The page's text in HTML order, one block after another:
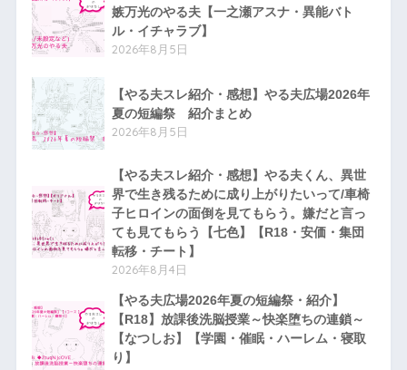
嫉万光のやる夫【一之瀬アスナ・異能バト
ル・イチャラブ】
2026年8月5日
【やる夫スレ紹介・感想】やる夫広場2026年
夏の短編祭 紹介まとめ
2026年8月5日
【やる夫スレ紹介・感想】やる夫くん、異世
界で生き残るために成り上がりたいって/車椅
子ヒロインの面倒を見てもらう。嫌だと言っ
ても見てもらう【七色】【R18・安価・集団
転移・チート】
2026年8月4日
【やる夫広場2026年夏の短編祭・紹介】
【R18】放課後洗脳授業～快楽堕ちの連鎖～
【なつしお】【学園・催眠・ハーレム・寝取
り】